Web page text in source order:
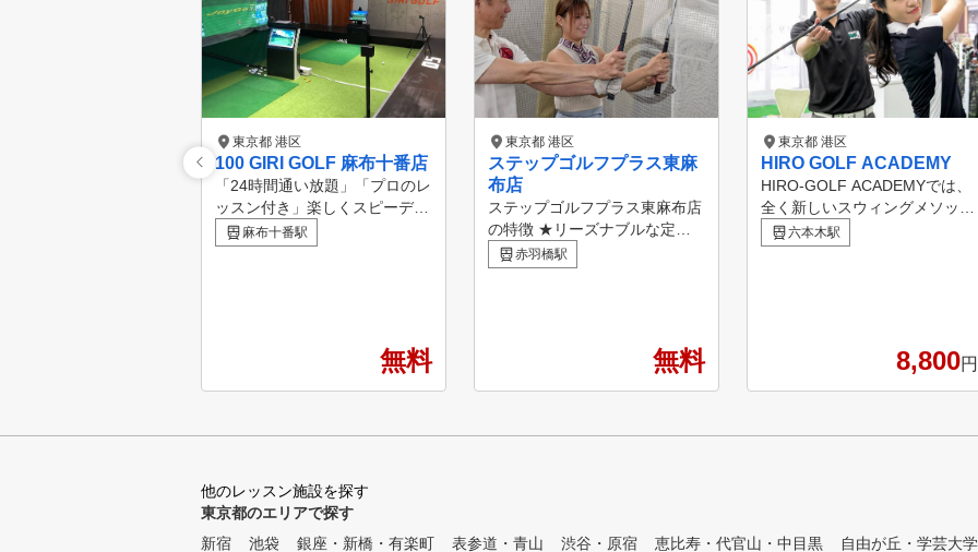
東京都 港区
100 GIRI GOLF 麻布十番店
「24時間通い放題」「プロのレ
ッスン付き」楽しくスピーディ
ーに100切りを実現できるゴル
フスタジオが麻布十番に誕生。
麻布十番駅
無料
東京都 港区
ステップゴルフプラス東麻
布店
ステップゴルフプラス東麻布店
の特徴 ★リーズナブルな定額
制の料金プランで通い放題・打
ち放題！ ★都営地下鉄大江戸
町駅」徒歩8分/都営地下鉄大江
ルフ認定コーチによる個別レッ
赤羽橋駅
無料
東京都 港区
HIRO GOLF ACADEMY
HIRO-GOLF ACADEMYでは、
全く新しいスウィングメソッド
により、これまで多くの初心者
からプロゴルファーの方々に、
六本木駅
8,800円
他のレッスン施設を探す
東京都のエリアで探す
新宿
池袋 銀座・新橋・有楽町 表参道・青山 渋谷・原宿 恵比寿・代官山・中目黒 自由が丘・学芸大学